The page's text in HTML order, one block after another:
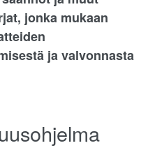
jonka mukaan
ja valvonnasta